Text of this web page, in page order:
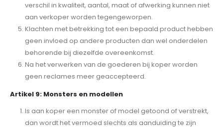
verschil in kwaliteit, aantal, maat of afwerking kunnen niet
aan verkoper worden tegengeworpen.
Klachten met betrekking tot een bepaald product hebben
geen invloed op andere producten dan wel onderdelen
behorende bij diezelfde overeenkomst.
Na het verwerken van de goederen bij koper worden
geen reclames meer geaccepteerd.
Artikel 9: Monsters en modellen
Is aan koper een monster of model getoond of verstrekt,
dan wordt het vermoed slechts als aanduiding te zijn